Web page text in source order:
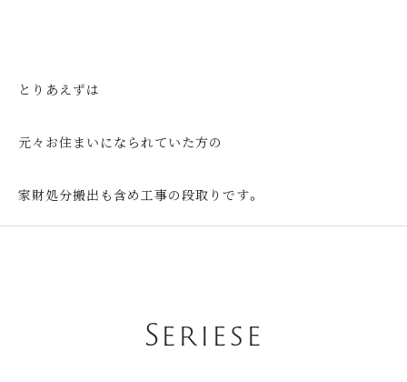
とりあえずは
元々お住まいになられていた方の
家財処分搬出も含め工事の段取りです。
Seriese